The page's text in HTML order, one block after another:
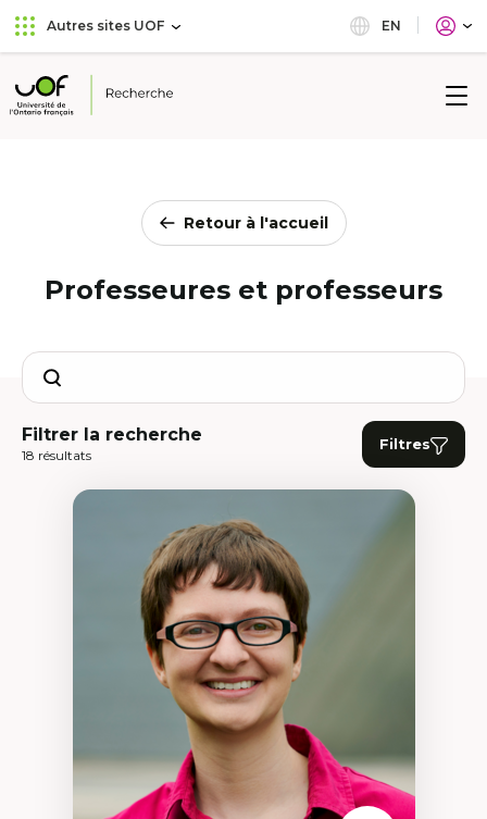
Aller
au
principal
Passer
au
Autres sites UOF EN
Université
Retour à l'accueil
Professeures et professeurs
Search
Filtrer la recherche
18 résultats
Filtres